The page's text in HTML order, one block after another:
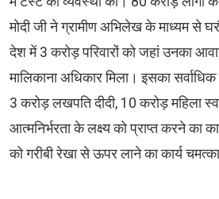
मोदी जी ने ग्रामीण अभिलेख के माध्यम से
देश में 3 करोड़ परिवारों को जहां उनका
मालिकाना अधिकार मिला। इसका
3 करोड़ लखपति दीदी, 10 करोड़ महिला
आत्मनिर्भरता के लक्ष्य को प्राप्त करने का
को गरीबी रेखा से ऊपर लाने का कार्य